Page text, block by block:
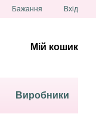
Бажання Вхід
Мій кошик
Виробники